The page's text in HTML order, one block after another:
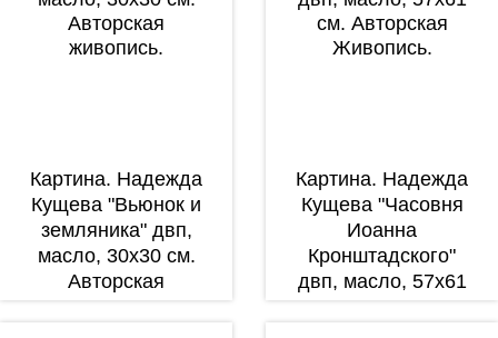
Картина. Надежда
Кущева "Вьюнок и
земляника" двп,
масло, 30х30 см.
Авторская
Картина. Надежда
Кущева "Часовня
Иоанна
Кронштадского"
двп, масло, 57х61